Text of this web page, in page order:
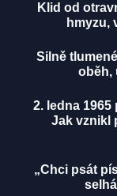
Klid od
hmyzu,
Silně
oběh,
2. ledna
Jak vznikl
„Chci psát